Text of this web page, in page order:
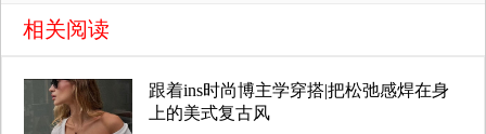
相关阅读
跟着ins时尚博主学穿搭|把松弛感焊在身
上的美式复古风